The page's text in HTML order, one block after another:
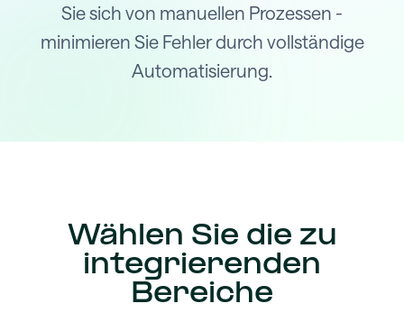
Sie sich von manuellen Prozessen -
minimieren Sie Fehler durch vollständige
Automatisierung.
Wählen Sie die zu
integrierenden
Bereiche